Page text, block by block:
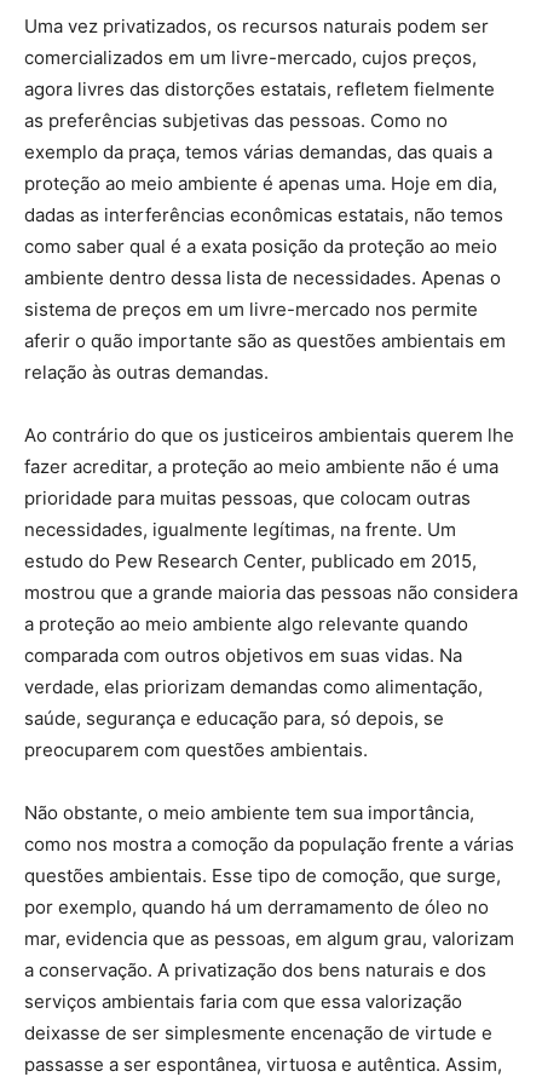
Uma vez privatizados, os recursos naturais podem ser
comercializados em um livre-mercado, cujos preços,
agora livres das distorções estatais, refletem fielmente
as preferências subjetivas das pessoas. Como no
exemplo da praça, temos várias demandas, das quais a
proteção ao meio ambiente é apenas uma. Hoje em dia,
dadas as interferências econômicas estatais, não temos
como saber qual é a exata posição da proteção ao meio
ambiente dentro dessa lista de necessidades. Apenas o
sistema de preços em um livre-mercado nos permite
aferir o quão importante são as questões ambientais em
relação às outras demandas.
Ao contrário do que os justiceiros ambientais querem lhe
fazer acreditar, a proteção ao meio ambiente não é uma
prioridade para muitas pessoas, que colocam outras
necessidades, igualmente legítimas, na frente. Um
estudo do Pew Research Center, publicado em 2015,
mostrou que a grande maioria das pessoas não considera
a proteção ao meio ambiente algo relevante quando
comparada com outros objetivos em suas vidas. Na
verdade, elas priorizam demandas como alimentação,
saúde, segurança e educação para, só depois, se
preocuparem com questões ambientais.
Não obstante, o meio ambiente tem sua importância,
como nos mostra a comoção da população frente a várias
questões ambientais. Esse tipo de comoção, que surge,
por exemplo, quando há um derramamento de óleo no
mar, evidencia que as pessoas, em algum grau, valorizam
a conservação. A privatização dos bens naturais e dos
serviços ambientais faria com que essa valorização
deixasse de ser simplesmente encenação de virtude e
passasse a ser espontânea, virtuosa e autêntica. Assim,